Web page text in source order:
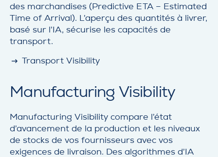
des marchandises (Predictive ETA – Estimated
Time of Arrival). L’aperçu des quantités à livrer,
basé sur l’IA, sécurise les capacités de
transport.
Transport Visibility
detail
Manufacturing Visibility
Manufacturing Visibility compare l’état
d’avancement de la production et les niveaux
de stocks de vos fournisseurs avec vos
exigences de livraison. Des algorithmes d’IA